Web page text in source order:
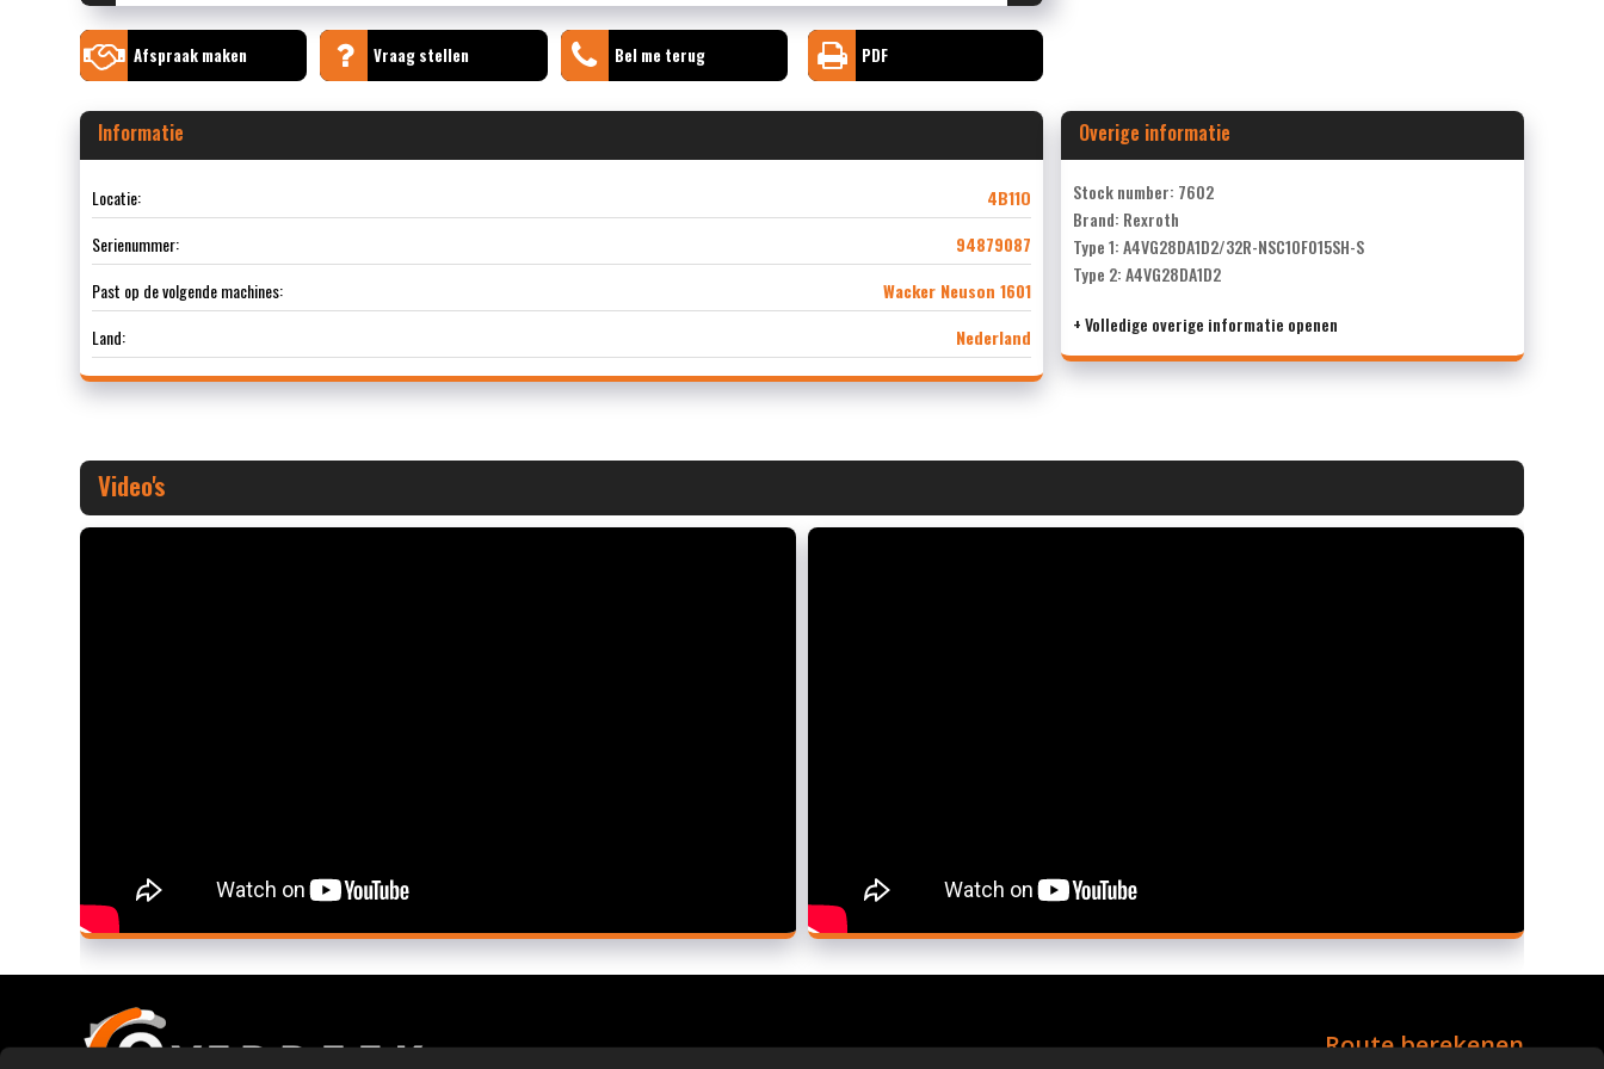
Afspraak maken Vraag stellen Bel me terug PDF
Informatie
Locatie:
4B11O
Serienummer:
94879087
Past op de volgende machines:
Wacker Neuson 1601
Land:
Nederland
Overige informatie
Stock number: 7602
Brand: Rexroth
Type 1: A4VG28DA1D2/32R-NSC10F015SH-S
Type 2: A4VG28DA1D2
+ Volledige overige informatie openen
Video's
Route berekenen